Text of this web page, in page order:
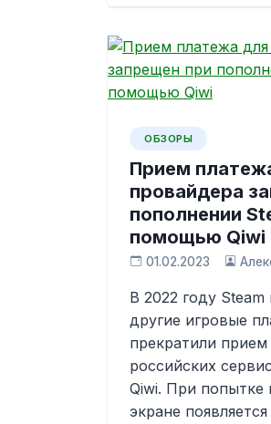
ОБЗОРЫ
Прием
провайдера
пополнении
помощью Qiwi
01.02.2023
В 2022 году
другие игровые
прекратили
российских
Qiwi. При попытке
экране